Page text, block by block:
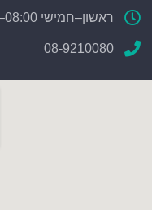
ראשון–חמישי 08:00–17:00
08-9210080